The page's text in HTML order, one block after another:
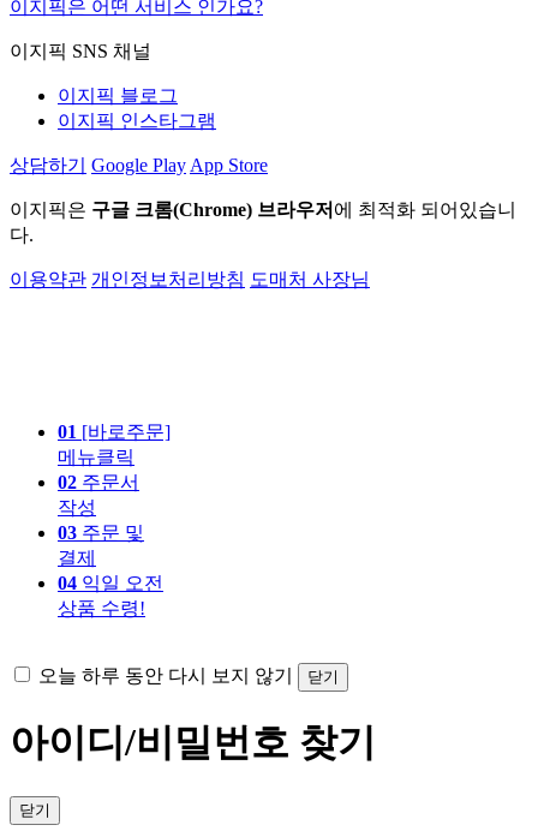
이지픽은 어떤 서비스 인가요?
이지픽 SNS 채널
이지픽 블로그
이지픽 인스타그램
상담하기 Google Play App Store
이지픽은 구글 크롬(Chrome) 브라우저 에 최적화 되어있습니
다.
이용약관 개인정보처리방침 도매처 사장님
01 [바로주문]
메뉴클릭
02 주문서
작성
03 주문 및
결제
04 익일 오전
상품 수령!
오늘 하루 동안 다시 보지 않기 닫기
아이디/비밀번호 찾기
닫기